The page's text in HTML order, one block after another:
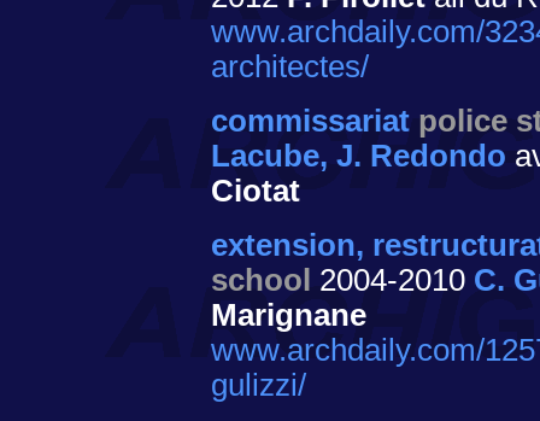
www.archdaily.com/
architectes/
commissariat police
Lacube, J. Redondo
Ciotat
extension,
school 2004-2010 C.
Marignane
www.archdaily.com/
gulizzi/